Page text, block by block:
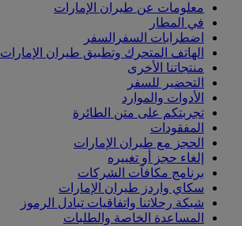
معلومات عن طيران الإمارات
في المطار
اضطرابات السفرالسفر
الهاتف المتحرك وتطبيق طيران الإمارات
منتجاتنا الأخرى
التحضير للسفر
الأدوات والموارد
تجربتكم على متن الطائرة
المفقودات
الحجز مع طيران الإمارات
إلغاء حجز أو تغييره
برنامج مكافآت الشركات
سكاي واردز طيران الإمارات
شبكة رحلاتنا واتفاقيات تبادل الرموز
المساعدة الخاصة والطلبات